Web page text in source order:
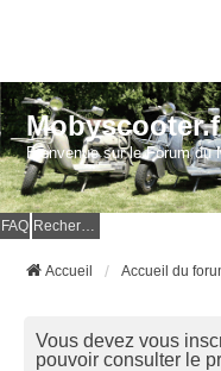
Bienvenue sur le Forum du
FAQ Rechercher
Accueil Accueil du
Vous devez vous
pouvoir consulter le